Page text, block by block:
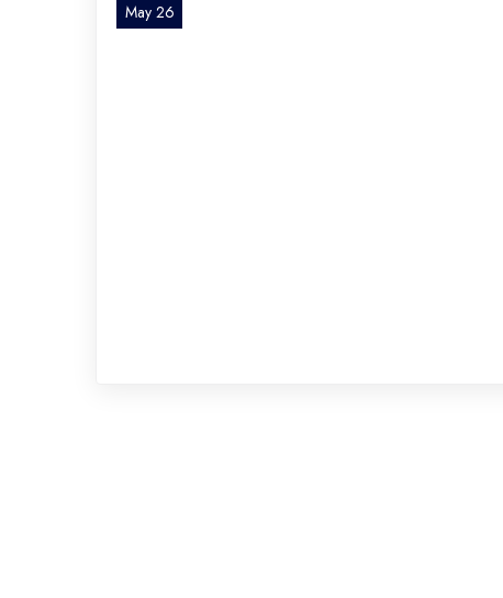
May 26